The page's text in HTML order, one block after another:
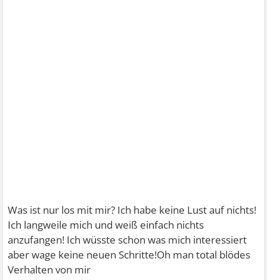
Was ist nur los mit mir? Ich habe keine Lust auf nichts!
Ich langweile mich und weiß einfach nichts
anzufangen! Ich wüsste schon was mich interessiert
aber wage keine neuen Schritte!Oh man total blödes
Verhalten von mir